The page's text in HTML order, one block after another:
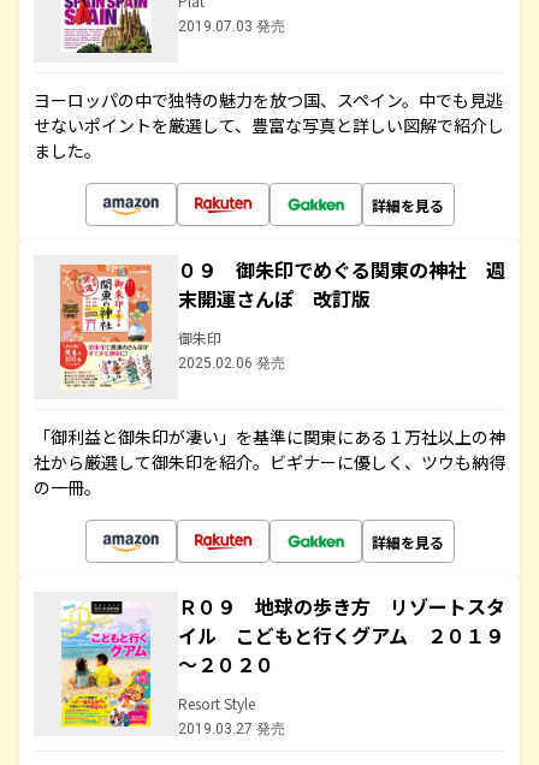
2019.07.03 発売
ヨーロッパの中で独特の魅力を放つ国、スペイン。中でも見逃
せないポイントを厳選して、豊富な写真と詳しい図解で紹介し
ました。
詳細を見る
０９ 御朱印でめぐる関東の神社 週
末開運さんぽ 改訂版
御朱印
2025.02.06 発売
「御利益と御朱印が凄い」を基準に関東にある１万社以上の神
社から厳選して御朱印を紹介。ビギナーに優しく、ツウも納得
の一冊。
詳細を見る
Ｒ０９ 地球の歩き方 リゾートスタ
イル こどもと行くグアム ２０１９
～２０２０
Resort Style
2019.03.27 発売